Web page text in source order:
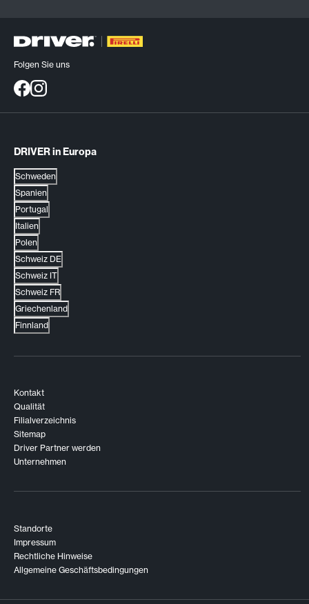
Folgen Sie uns
DRIVER in Europa
Schweden
Spanien
Portugal
Italien
Polen
Schweiz DE
Schweiz IT
Schweiz FR
Griechenland
Finnland
Kontakt
Qualität
Filialverzeichnis
Sitemap
Driver Partner werden
Unternehmen
Standorte
Impressum
Rechtliche Hinweise
Allgemeine Geschäftsbedingungen